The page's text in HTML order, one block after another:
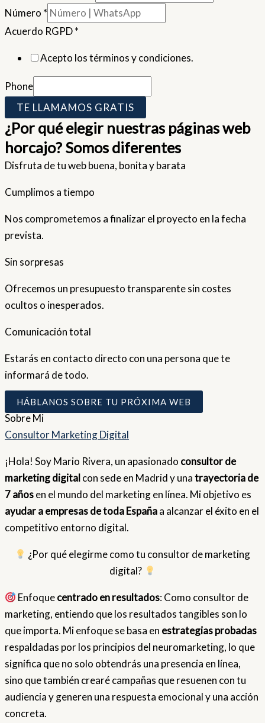
Número *
Acuerdo RGPD*
Acepto los términos y condiciones.
Phone
TE LLAMAMOS GRATIS
¿Por qué elegir nuestras páginas web
horcajo? Somos diferentes
Disfruta de tu web buena, bonita y barata
Cumplimos a tiempo
Nos comprometemos a finalizar el proyecto en la fecha
prevista.
Sin sorpresas
Ofrecemos un presupuesto transparente sin costes
ocultos o inesperados.
Comunicación total
Estarás en contacto directo con una persona que te
informará de todo.
HÁBLANOS SOBRE TU PRÓXIMA WEB
SobreMi
Consultor Marketing Digital
¡Hola! Soy Mario Rivera, un apasionado consultor de
marketing digital con sede en Madrid y unatrayectoria de
7 añosen el mundo del marketing en línea. Mi objetivo es
ayudar a empresas de toda Españaa alcanzar el éxito en el
competitivo entorno digital.
¿Por qué elegirme como tu consultor de marketing
digital?
Enfoquecentrado en resultados: Como consultor de
marketing, entiendo que los resultados tangibles son lo
que importa. Mi enfoque se basa en estrategias probadas
respaldadas por los principios del neuromarketing, lo que
significa que no solo obtendrás una presencia en línea,
sino que también crearé campañas que resuenen con tu
audiencia y generen una respuesta emocional y una acción
concreta.